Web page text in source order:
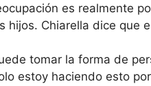
es realmente
hijos. Chiarella dice que
tomar la forma de
estoy haciendo esto